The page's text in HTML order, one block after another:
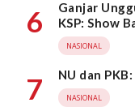
6
Ganjar
KSP: Show
NASIONAL
7 NU dan
NASIONAL